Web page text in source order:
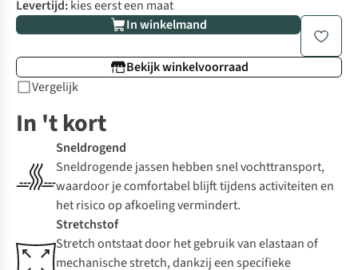
Levertijd:kies eerst een maat
In winkelmand
Bekijk winkelvoorraad
Vergelijk
In 't kort
Sneldrogend
Sneldrogende jassen hebben snel vochttransport,
waardoor je comfortabel blijft tijdens activiteiten en
het risico op afkoeling vermindert.
Stretchstof
Stretch ontstaat door het gebruik van elastaan of
mechanische stretch, dankzij een specifieke